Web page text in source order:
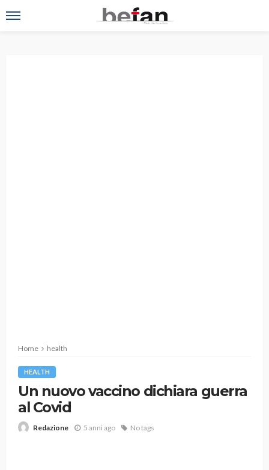
Home health
HEALTH
Un nuovo vaccino dichiara guerra
al Covid
Redazione 5 anni ago No tags